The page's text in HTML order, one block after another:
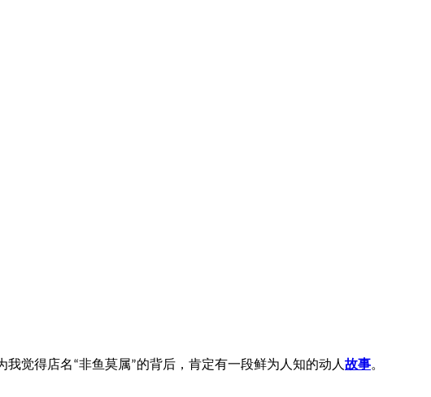
我觉得店名“非鱼莫属”的背后，肯定有一段鲜为人知的动人故事。